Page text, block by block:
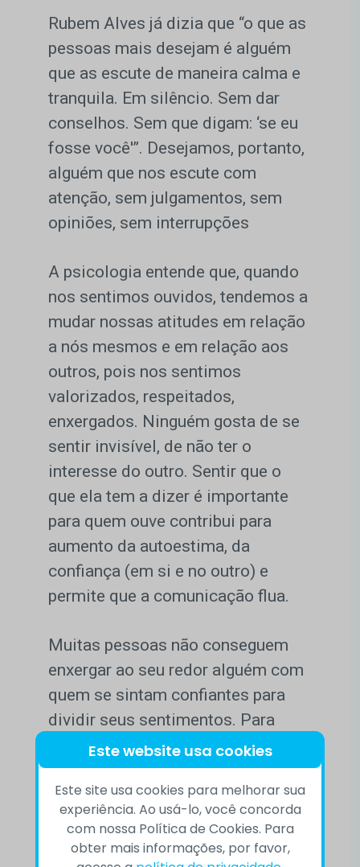
Rubem Alves já dizia que “o que as
pessoas mais desejam é alguém
que as escute de maneira calma e
tranquila. Em silêncio. Sem dar
conselhos. Sem que digam: ‘se eu
fosse você'”. Desejamos, portanto,
alguém que nos escute com
atenção, sem julgamentos, sem
opiniões, sem interrupções
A psicologia entende que, quando
nos sentimos ouvidos, tendemos a
mudar nossas atitudes em relação
a nós mesmos e em relação aos
outros, pois nos sentimos
valorizados, respeitados,
enxergados. Ninguém gosta de se
sentir invisível, de não ter o
interesse do outro. Sentir que o
que ela tem a dizer é importante
para quem ouve contribui para
aumento da autoestima, da
confiança (em si e no outro) e
permite que a comunicação flua.
Muitas pessoas não conseguem
enxergar ao seu redor alguém com
quem se sintam confiantes para
dividir seus sentimentos. Para
esses casos, existe o CVV – Centro
de Valorização da Vida, que
oferece apoio emocional gratuito a
quem o procura para conversar,
com a garantia do anonimato e
Este website usa cookies
Este site usa cookies para melhorar sua
experiência. Ao usá-lo, você concorda
com nossa Política de Cookies. Para
obter mais informações, por favor,